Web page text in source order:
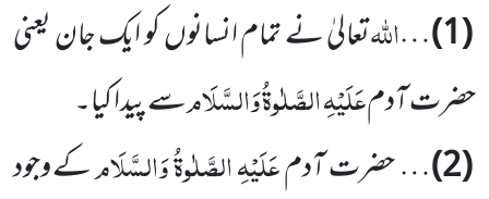
(1)
…اللہتعالیٰ نے تمام انسانوں کو ایک جان یعنی
حضرت آدمعَلَیْہِ الصَّلٰوۃُ وَالسَّلَامسے پیدا کیا۔
(2) … حضرت آدمعَلَیْہِ الصَّلٰوۃُ وَالسَّلَامکے وجود